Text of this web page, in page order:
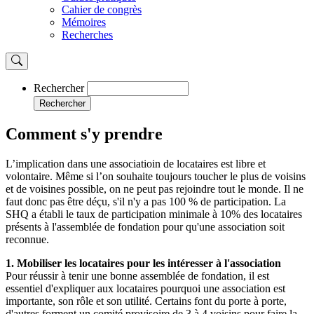
Cahier de congrès
Mémoires
Recherches
Rechercher
Rechercher
Comment s'y prendre
L’implication dans une associatioin de locataires est libre et
volontaire. Même si l’on souhaite toujours toucher le plus de voisins
et de voisines possible, on ne peut pas rejoindre tout le monde. Il ne
faut donc pas être déçu, s'il n'y a pas 100 % de participation. La
SHQ a établi le taux de participation minimale à 10% des locataires
présents à l'assemblée de fondation pour qu'une association soit
reconnue.
1. Mobiliser les locataires pour les intéresser à l'association
Pour réussir à tenir une bonne assemblée de fondation, il est
essentiel d'expliquer aux locataires pourquoi une association est
importante, son rôle et son utilité. Certains font du porte à porte,